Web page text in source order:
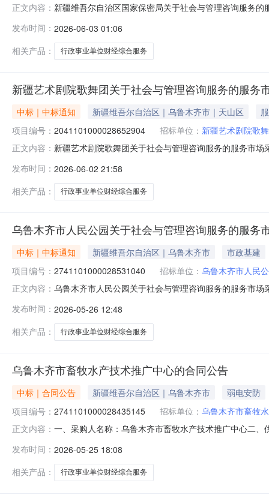
正文内容： 新疆维吾尔自治区国家保密局关于社会与管理咨询服务
金额（元）:项目所在行政区划编码:659900项目所在行
发布时间： 2026-06-03 01:06
相关产品：
行政事业单位财经综合服务
新疆艺术剧院歌舞团关于社会与管理咨询服务的服务
中标｜中标通知 新疆维吾尔自治区｜乌鲁木齐市｜天山区
项目编号： 2041101000028652904 招标单位： 新疆艺术剧院歌
正文内容： 新疆艺术剧院歌舞团关于社会与管理咨询服务的服务市
所在行政区划编码:659900项目所在行政区划名称:新疆
发布时间： 2026-06-02 21:58
相关产品：
行政事业单位财经综合服务
乌鲁木齐市人民公园关于社会与管理咨询服务的服务
中标｜中标通知 新疆维吾尔自治区｜乌鲁木齐市
市政基建
项目编号： 2741101000028531040 招标单位： 乌鲁木齐市人民
正文内容： 乌鲁木齐市人民公园关于社会与管理咨询服务的服务市
目所在行政区划编码:650199项目所在行政区划名称:乌
发布时间： 2026-05-26 12:48
相关产品：
行政事业单位财经综合服务
乌鲁木齐市畜牧水产技术推广中心的合同公告
中标｜合同公告 新疆维吾尔自治区｜乌鲁木齐市
弱电安防
项目编号： 2741101000028435145 招标单位： 乌鲁木齐市畜牧
正文内容： 一、采购人名称：乌鲁木齐市畜牧水产技术推广中心二
（预决算业务、内控系统、政府财务报告、资产清查服
式
发布时间： 2026-05-25 18:08
相关产品：
行政事业单位财经综合服务